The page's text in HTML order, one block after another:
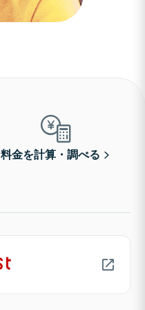
料金を計算・調べる